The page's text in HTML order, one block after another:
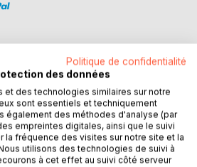
dite durable, est un système
« la rotation des cultures »
soins dont les bienfaits sont vite là
Politique de confidentialité
des données
et des technologies similaires sur notre
sont essentiels et techniquement
également des méthodes d'analyse (par
empreintes digitales, ainsi que le suivi
la fréquence des visites sur notre site et la
utilisons des technologies de suivi à
à cet effet au suivi côté serveur